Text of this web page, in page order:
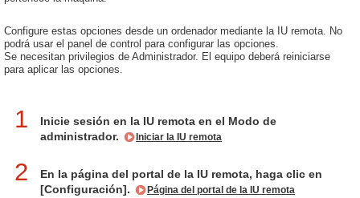
Configure estas opciones desde un ordenador mediante la IU remota. No
podrá usar el panel de control para configurar las opciones.
Se necesitan privilegios de Administrador. El equipo deberá reiniciarse
para aplicar las opciones.
1
Inicie sesión en la IU remota en el Modo de
administrador.
Iniciar la IU remota
2
En la página del portal de la IU remota, haga clic en
[Configuración].
Página del portal de la IU remota